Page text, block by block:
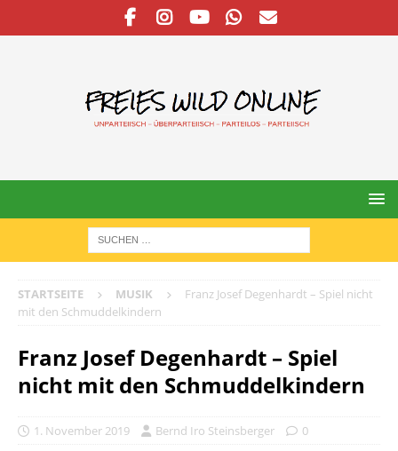
STARTSEITE MUSIK
Franz Josef Degenhardt – Spiel nicht
mit den Schmuddelkindern
Franz Josef Degenhardt – Spiel
nicht mit den Schmuddelkindern
1. November 2019 Bernd Iro Steinsberger 0